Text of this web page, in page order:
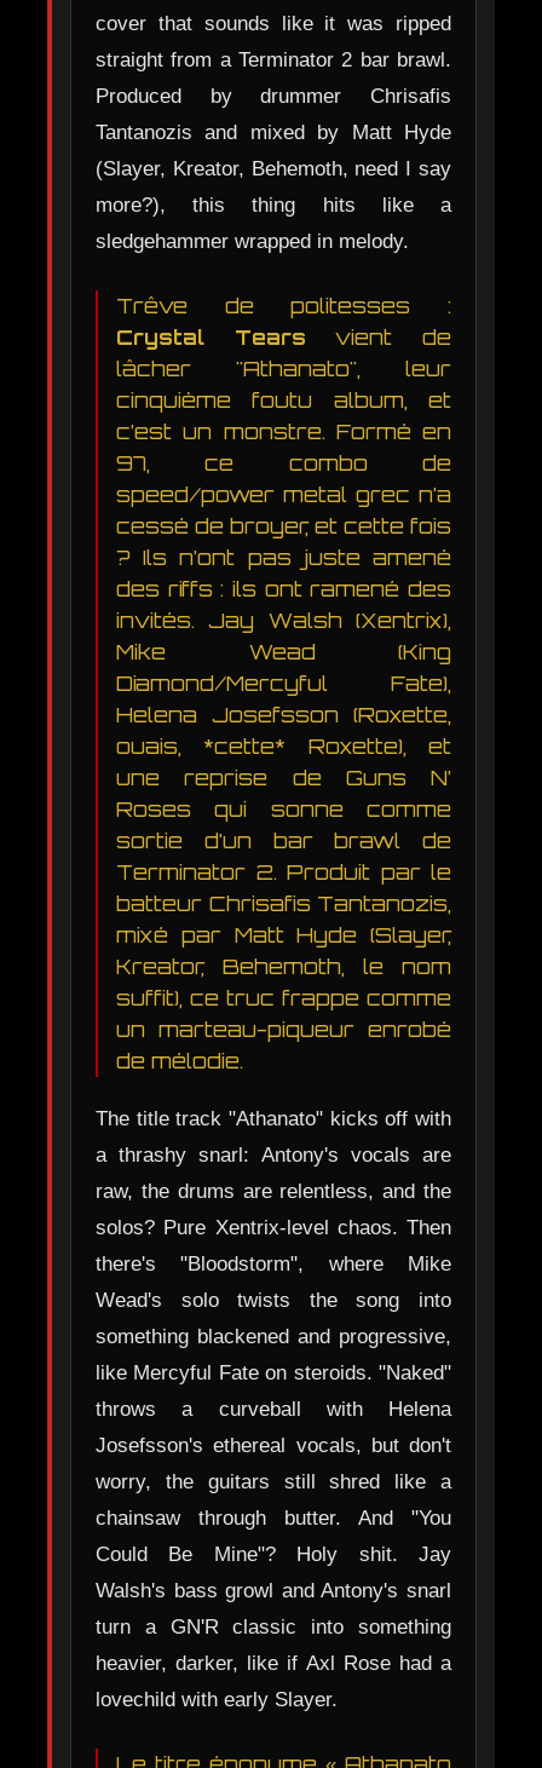
cover that sounds like it was ripped
straight from a Terminator 2 bar brawl.
Produced by drummer Chrisafis
Tantanozis and mixed by Matt Hyde
(Slayer, Kreator, Behemoth, need I say
more?), this thing hits like a
sledgehammer wrapped in melody.
Trêve de politesses :
Crystal Tears vient de
lâcher "Athanato", leur
cinquième foutu album, et
c’est un monstre. Formé en
97, ce combo de
speed/power metal grec n’a
cessé de broyer, et cette fois
? Ils n’ont pas juste amené
des riffs : ils ont ramené des
invités. Jay Walsh (Xentrix),
Mike Wead (King
Diamond/Mercyful Fate),
Helena Josefsson (Roxette,
ouais, *cette* Roxette), et
une reprise de Guns N’
Roses qui sonne comme
sortie d’un bar brawl de
Terminator 2. Produit par le
batteur Chrisafis Tantanozis,
mixé par Matt Hyde (Slayer,
Kreator, Behemoth, le nom
suffit), ce truc frappe comme
un marteau-piqueur enrobé
de mélodie.
The title track "Athanato" kicks off with
a thrashy snarl: Antony's vocals are
raw, the drums are relentless, and the
solos? Pure Xentrix-level chaos. Then
there's "Bloodstorm", where Mike
Wead's solo twists the song into
something blackened and progressive,
like Mercyful Fate on steroids. "Naked"
throws a curveball with Helena
Josefsson's ethereal vocals, but don't
worry, the guitars still shred like a
chainsaw through butter. And "You
Could Be Mine"? Holy shit. Jay
Walsh's bass growl and Antony's snarl
turn a GN'R classic into something
heavier, darker, like if Axl Rose had a
lovechild with early Slayer.